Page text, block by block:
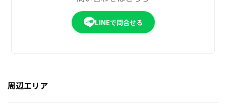
LINEで問合せる
周辺エリア